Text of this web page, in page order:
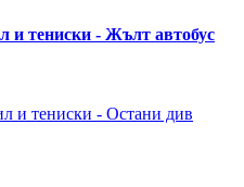
и тениски - Жълт автобус